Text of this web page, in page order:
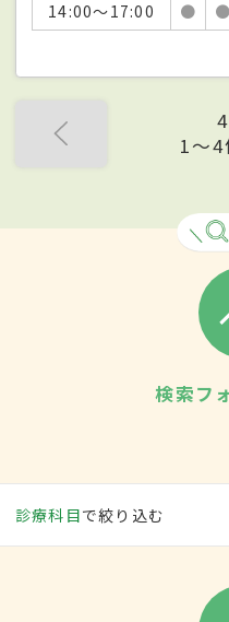
14:00～17:00 ● ●
1〜
検索フ
診療科目で絞り込む